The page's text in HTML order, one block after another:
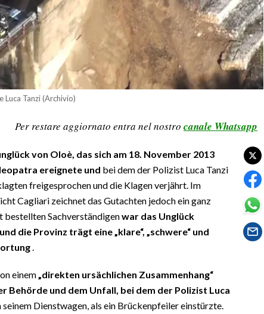
Tanzi (Archivio)
Per restare aggiornato entra nel nostro canale Whatsapp
von Oloè, das sich am 18. November 2013
ereignete und bei dem der Polizist Luca Tanzi
freigesprochen und die Klagen verjährt. Im
Cagliari zeichnet das Gutachten jedoch ein ganz
bestellten Sachverständigenwar das Unglück
die Provinz trägt eine „klare“, „schwere“ und
.
einem„direkten ursächlichen Zusammenhang“
Behörde und dem Unfall, bei dem der Polizist Luca
seinem Dienstwagen, als ein Brückenpfeiler einstürzte.